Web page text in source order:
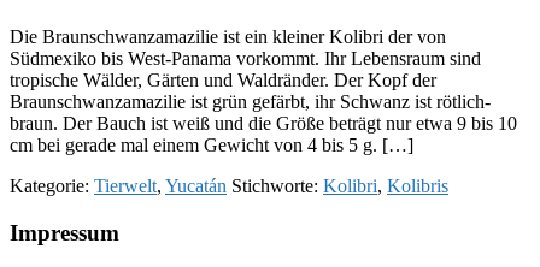
Die Braunschwanzamazilie ist ein kleiner Kolibri der von
Südmexiko bis West-Panama vorkommt. Ihr Lebensraum sind
tropische Wälder, Gärten und Waldränder. Der Kopf der
Braunschwanzamazilie ist grün gefärbt, ihr Schwanz ist rötlich-
braun. Der Bauch ist weiß und die Größe beträgt nur etwa 9 bis 10
cm bei gerade mal einem Gewicht von 4 bis 5 g. […]
Kategorie: Tierwelt, Yucatán Stichworte: Kolibri, Kolibris
Footer
Impressum